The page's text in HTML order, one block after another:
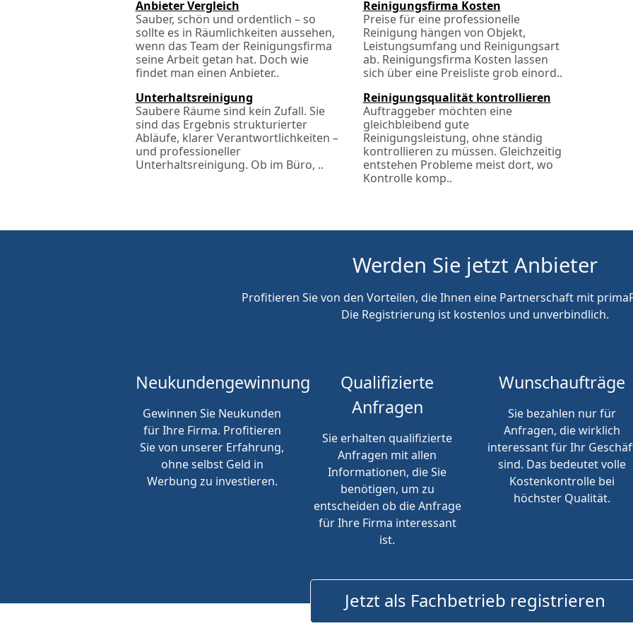
Anbieter Vergleich
Sauber, schön und ordentlich – so
sollte es in Räumlichkeiten aussehen,
wenn das Team der Reinigungsfirma
seine Arbeit getan hat. Doch wie
findet man einen Anbieter..
Reinigungsfirma Kosten
Preise für eine professionelle
Reinigung hängen von Objekt,
Leistungsumfang und Reinigungsart
ab. Reinigungsfirma Kosten lassen
sich über eine Preisliste grob einord..
Unterhaltsreinigung
Saubere Räume sind kein Zufall. Sie
sind das Ergebnis strukturierter
Abläufe, klarer Verantwortlichkeiten –
und professioneller
Unterhaltsreinigung. Ob im Büro, ..
Reinigungsqualität kontrollieren
Auftraggeber möchten eine
gleichbleibend gute
Reinigungsleistung, ohne ständig
kontrollieren zu müssen. Gleichzeitig
entstehen Probleme meist dort, wo
Kontrolle komp..
Werden Sie jetzt Anbieter
Profitieren Sie von den Vorteilen, die Ihnen eine Partnerschaft mit
Die Registrierung ist kostenlos und unverbindlich.
Neukundengewinnung
Gewinnen Sie Neukunden
für Ihre Firma. Profitieren
Sie von unserer Erfahrung,
ohne selbst Geld in
Werbung zu investieren.
Qualifizierte
Anfragen
Sie erhalten qualifizierte
Anfragen mit allen
Informationen, die Sie
benötigen, um zu
entscheiden ob die Anfrage
für Ihre Firma interessant
ist.
Wunschaufträge
Sie bezahlen nur für
Anfragen, die wirklich
interessant für Ihr
sind. Das bedeutet volle
Kostenkontrolle bei
höchster Qualität.
Jetzt als Fachbetrieb registrieren